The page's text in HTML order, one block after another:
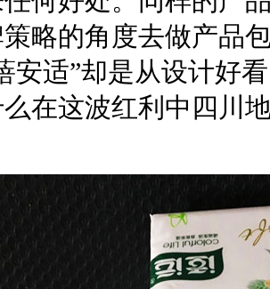
略的角度去做产品
安适”却是从设计好
在这波红利中四川